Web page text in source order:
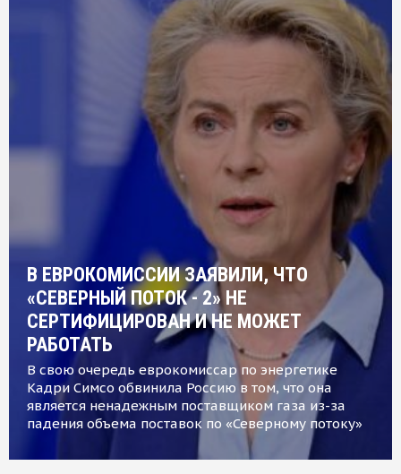
В ЕВРОКОМИССИИ ЗАЯВИЛИ, ЧТО
«СЕВЕРНЫЙ ПОТОК - 2» НЕ
СЕРТИФИЦИРОВАН И НЕ МОЖЕТ
РАБОТАТЬ
В свою очередь еврокомиссар по энергетике
Кадри Симсо обвинила Россию в том, что она
является ненадежным поставщиком газа из-за
падения объема поставок по «Северному потоку»